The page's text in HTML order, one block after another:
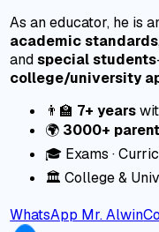
As an educator, he is
academic standards
andspecial students
college/university
👨‍🏫 7+ years
🌍 3000+
🎓 Exams ·
🏛️ College &
WhatsApp Mr. Alwin